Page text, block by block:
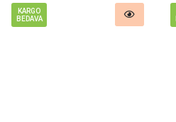
KARGO
BEDAVA